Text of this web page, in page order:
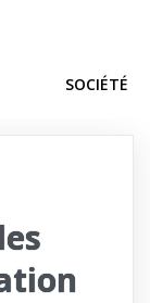
SOCIÉTÉ